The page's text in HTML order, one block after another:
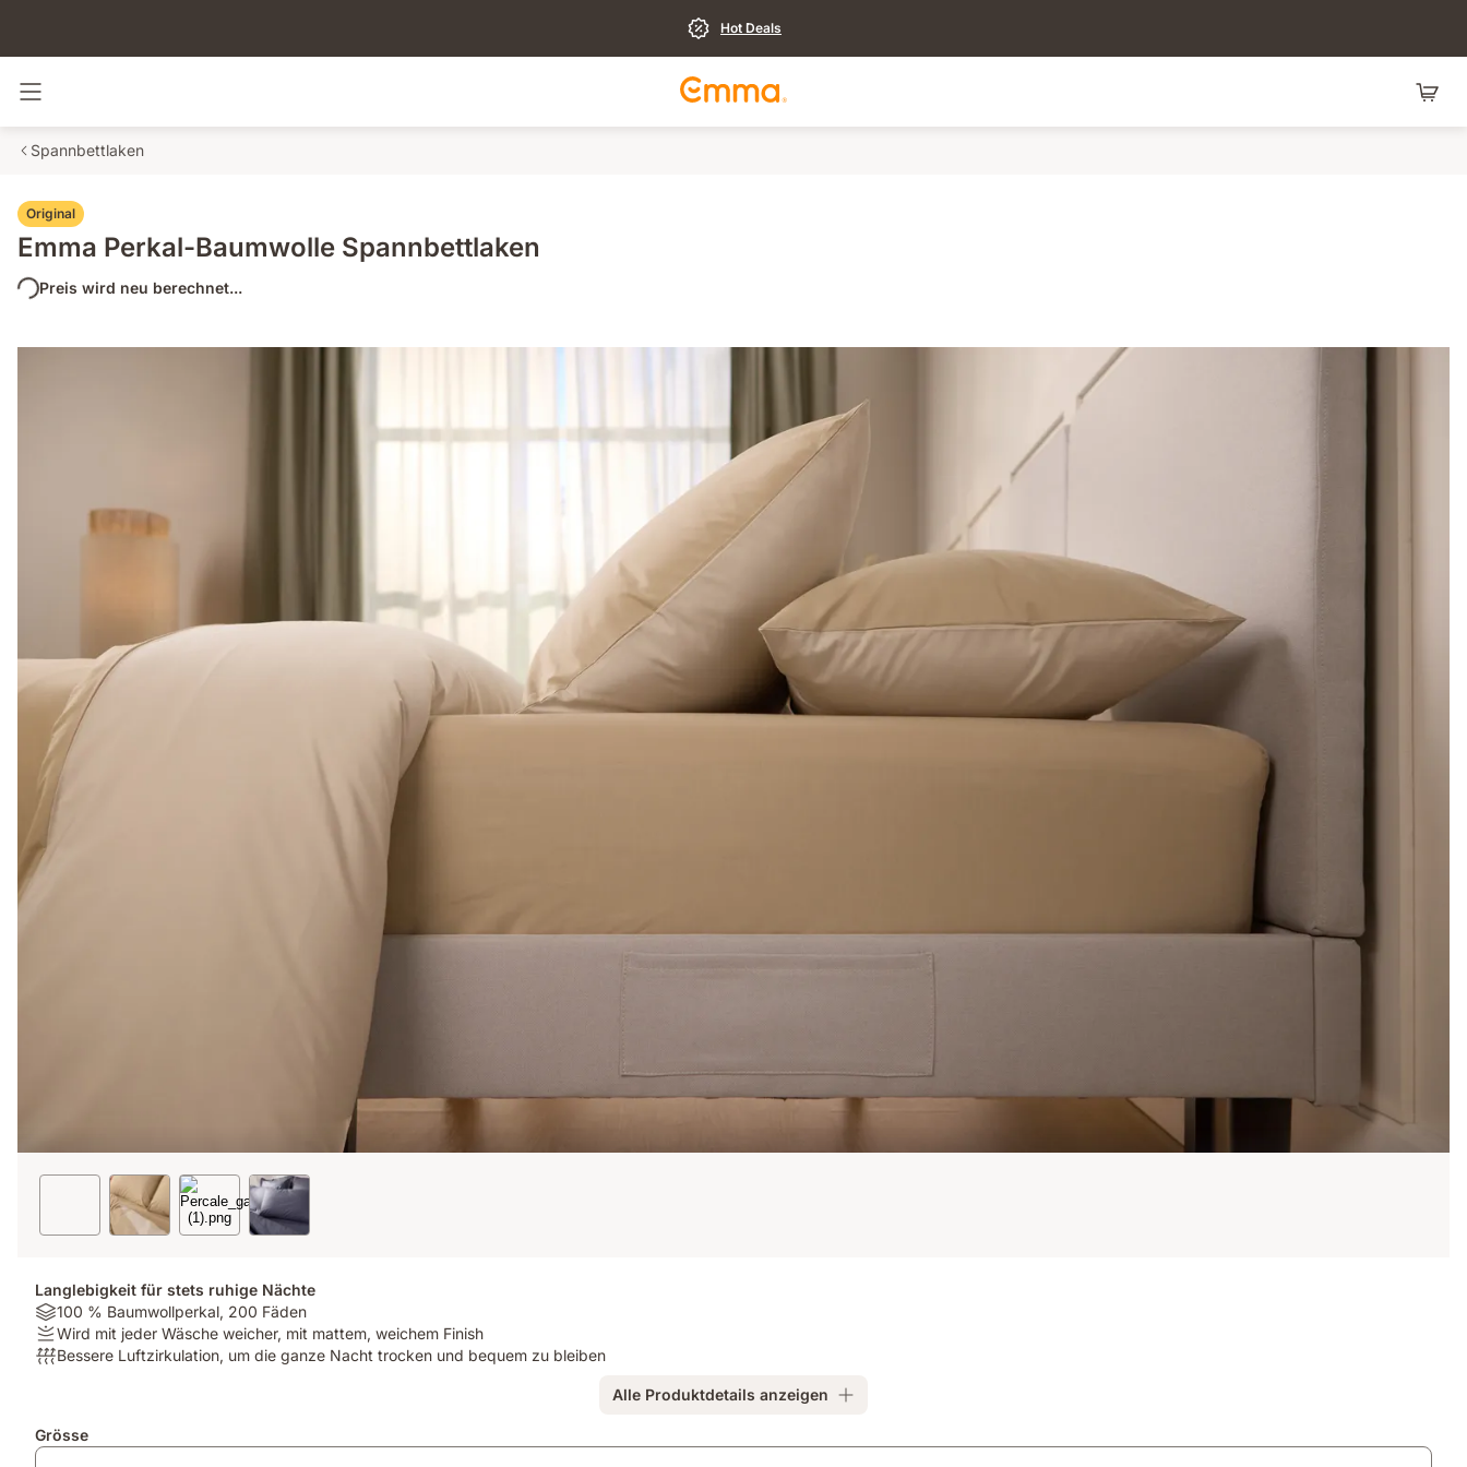
Hot Deals
Spannbettlaken
Original
Emma Perkal-Baumwolle Spannbettlaken
Preis wird neu berechnet...
Langlebigkeit für stets ruhige Nächte
Material:
100
%
100 % Baumwollperkal, 200 Fäden
Firmness:
Wird
weicher,
Wird mit jeder Wäsche weicher, mit mattem, weichem Finish
Atmungsaktivität:
die
Bessere Luftzirkulation, um die ganze Nacht trocken und bequem zu bleiben
Alle Produktdetails anzeigen
Zusatzprodukte
Grösse